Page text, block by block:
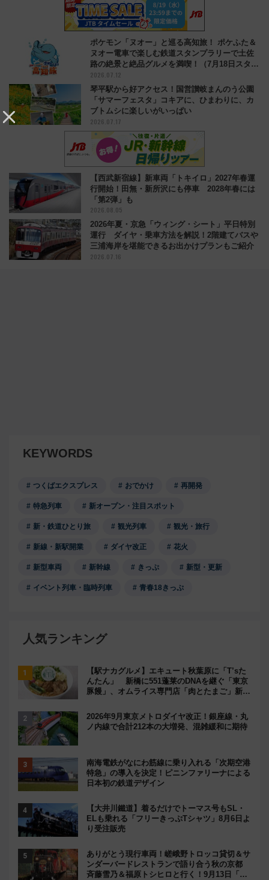
ポケモン「ヌオー」と巡る高知旅！ ポケふた＆
ヌオー電車で楽しむ鉄道スタンプラリーで土佐
路の絶景と絶品グルメを満喫！（7月18日スター
ト）
2026.07.12
琴平駅から好アクセス！国営讃岐まんのう公園
「サマーフェスタ」コキアに、ひまわりに、カ
ブトムシに楽しいがいっぱい
2026.07.17
【西武新宿線】新車両「トキイロ」2027年春運
行開始！田無・新所沢にも停車 2028年春には
「第2弾」も
2026.08.05
2026年夏・京急「ウィング・シート」平日特別
運行 ダイヤ・乗車方法を解説！2階建てバスや
三浦海岸を堪能できるお出かけプランもご紹介
2026.07.16
KEYWORDS
つくばエクスプレス おでかけ 再開発
特急列車 新オープン・注目スポット
新・鉄道ひとり旅 観光列車 観光・旅行
新線・新駅開業 ダイヤ改正 花火
新型車両 新幹線 きっぷ 新型・更新
イベント列車・臨時列車 青春18きっぷ
人気ランキング
【駅ナカグルメ】エキュート秋葉原に「T’sた
んたん」 新橋に551蓬莱のDNAを継ぐ「東京
豚饅」、オムライス専門店「肉とたまご」新グ
2026年9月東京メトロダイヤ改正！銀座線・丸
ノ内線で合計212本の大増発、混雑緩和に期待
南海電鉄がなにわ筋線に乗り入れる「次期空港
特急」の導入を決定！ピニンファリーナによる
日本初の鉄道デザイン
【大井川鐵道】着るだけでトーマス号もSL・
ELも乗れる「フリーきっぷTシャツ」8月6日よ
り受注販売
ありがとう現行車両！嵯峨野トロッコ貸切＆サ
ンダーバードレストランで語り合う秋の京都
斉藤雪乃＆福原トシヒロと行く！9月13日「京